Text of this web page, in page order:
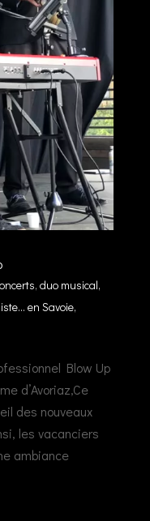
, duo musical,
en Savoie,
Blow Up
d’Avoriaz,Ce
des nouveaux
les vacanciers
ambiance